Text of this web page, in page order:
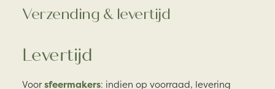
Verzending & levertijd
Levertijd
Voorsfeermakers: indien op voorraad, levering